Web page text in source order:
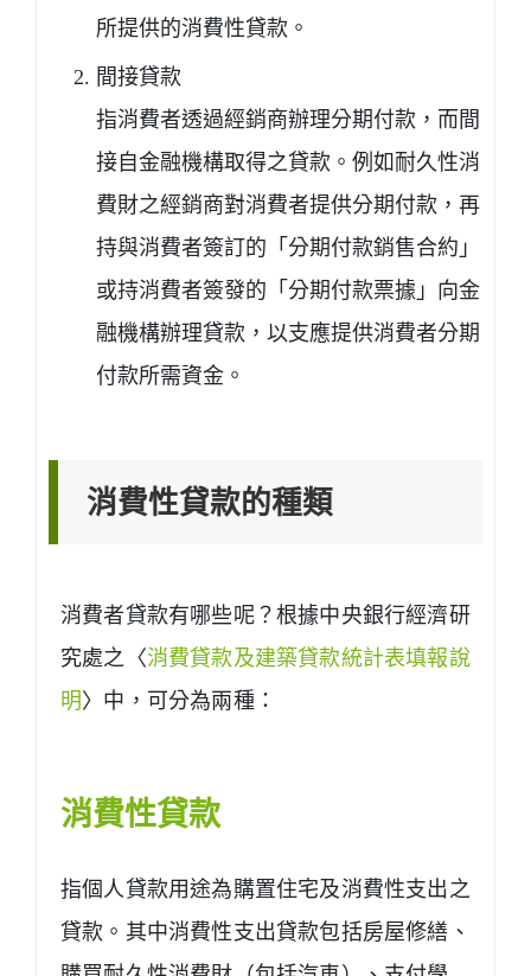
所提供的消費性貸款。
間接貸款
指消費者透過經銷商辦理分期付款，而間
接自金融機構取得之貸款。例如耐久性消
費財之經銷商對消費者提供分期付款，再
持與消費者簽訂的「分期付款銷售合約」
或持消費者簽發的「分期付款票據」向金
融機構辦理貸款，以支應提供消費者分期
付款所需資金。
消費性貸款的種類
消費者貸款有哪些呢？根據中央銀行經濟研
究處之〈消費貸款及建築貸款統計表填報說
明 〉中，可分為兩種：
消費性貸款
指個人貸款用途為購置住宅及消費性支出之
貸款。其中消費性支出貸款包括房屋修繕、